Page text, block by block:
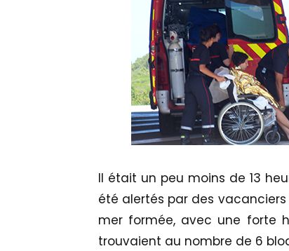
Il était un peu moins de 13
été alertés par des
mer formée, avec une forte
trouvaient au nombre de 6